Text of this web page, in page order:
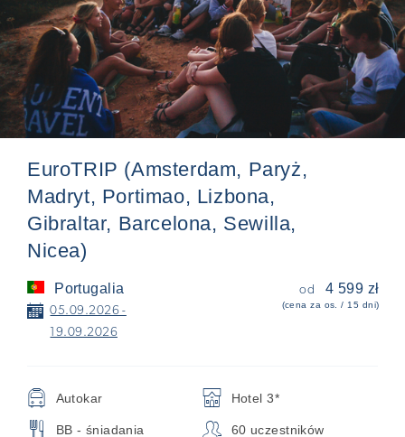
EuroTRIP (Amsterdam, Paryż,
Madryt, Portimao, Lizbona,
Gibraltar, Barcelona, Sewilla,
Nicea)
Portugalia
📅 05.09.2026 -
19.09.2026
od 4 599 zł
(cena za os. / 15 dni)
🚍 Autokar 🏨 Hotel 3*
🍴 BB - śniadania 👥 60 uczestników